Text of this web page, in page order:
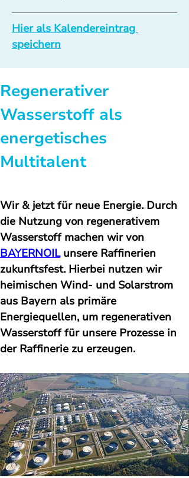
Hier als Kalendereintrag
speichern
Regenerativer
Wasserstoff als
energetisches
Multitalent
Wir & jetzt für neue Energie. Durch
die Nutzung von regenerativem
Wasserstoff machen wir von
BAYERNOIL unsere Raffinerien
zukunftsfest. Hierbei nutzen wir
heimischen Wind- und Solarstrom
aus Bayern als primäre
Energiequellen, um regenerativen
Wasserstoff für unsere Prozesse in
der Raffinerie zu erzeugen.